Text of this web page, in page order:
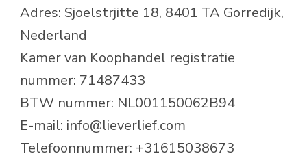
Adres: Sjoelstrjitte 18, 8401 TA Gorredijk,
Nederland
Kamer van Koophandel registratie
nummer: 71487433
BTW nummer: NL001150062B94
E-mail: info@lieverlief.com
Telefoonnummer: +31615038673